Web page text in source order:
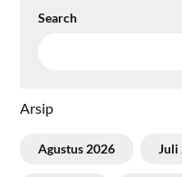
Search
Arsip
Agustus 2026 Juli